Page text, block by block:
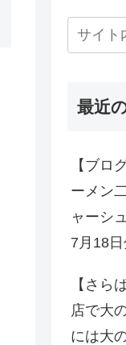
最近
【ブロ
ーメン
ャーシ
7月18日
【さら
店で大
には大